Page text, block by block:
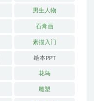
男生人物
石膏画
素描入门
绘本PPT
花鸟
雕塑